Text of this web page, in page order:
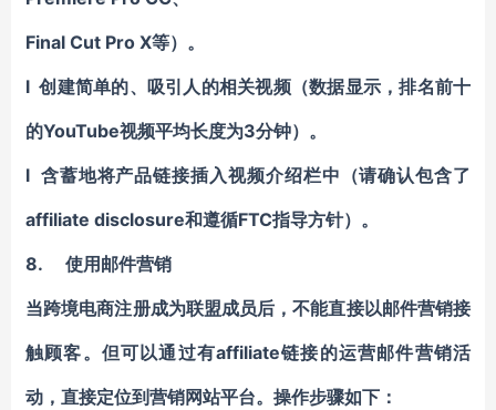
Final Cut Pro X等）。
l 创建简单的、吸引人的相关视频（数据显示，排名前十
的YouTube视频平均长度为3分钟）。
l 含蓄地将产品链接插入视频介绍栏中（请确认包含了
affiliate disclosure和遵循FTC指导方针）。
8. 使用邮件营销
当跨境电商注册成为联盟成员后，不能直接以邮件营销接
触顾客。但可以通过有affiliate链接的运营邮件营销活
动，直接定位到营销网站平台。操作步骤如下：